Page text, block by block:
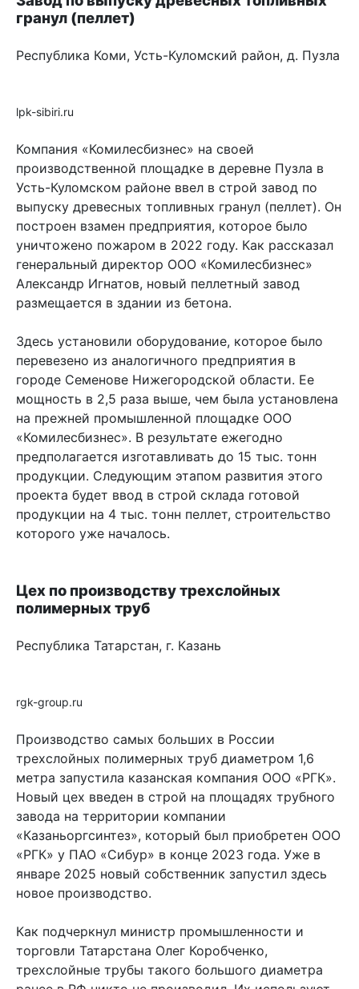
гранул (пеллет)
Республика Коми, Усть-Куломский район, д. Пузла
lpk-sibiri.ru
Компания «Комилесбизнес» на своей
производственной площадке в деревне Пузла в
Усть-Куломском районе ввел в строй завод по
выпуску древесных топливных гранул (пеллет). Он
построен взамен предприятия, которое было
уничтожено пожаром в 2022 году. Как рассказал
генеральный директор ООО «Комилесбизнес»
Александр Игнатов, новый пеллетный завод
размещается в здании из бетона.
Здесь установили оборудование, которое было
перевезено из аналогичного предприятия в
городе Семенове Нижегородской области. Ее
мощность в 2,5 раза выше, чем была установлена
на прежней промышленной площадке ООО
«Комилесбизнес». В результате ежегодно
предполагается изготавливать до 15 тыс. тонн
продукции. Следующим этапом развития этого
проекта будет ввод в строй склада готовой
продукции на 4 тыс. тонн пеллет, строительство
которого уже началось.
Цех по производству трехслойных
полимерных труб
Республика Татарстан, г. Казань
rgk-group.ru
Производство самых больших в России
трехслойных полимерных труб диаметром 1,6
метра запустила казанская компания ООО «РГК».
Новый цех введен в строй на площадях трубного
завода на территории компании
«Казаньоргсинтез», который был приобретен ООО
«РГК» у ПАО «Сибур» в конце 2023 года. Уже в
январе 2025 новый собственник запустил здесь
новое производство.
Как подчеркнул министр промышленности и
торговли Татарстана Олег Коробченко,
трехслойные трубы такого большого диаметра